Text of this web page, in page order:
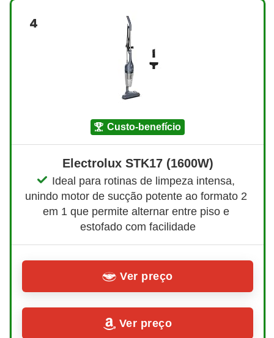
4
custo-benefício
Electrolux STK17 (1600W)
Ideal para rotinas de limpeza intensa,
unindo motor de sucção potente ao formato 2
em 1 que permite alternar entre piso e
estofado com facilidade
Ver preço
Ver preço